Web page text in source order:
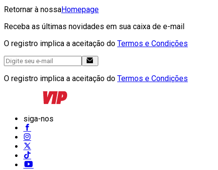
Retornar à nossaHomepage
Receba as últimas novidades em sua caixa de e-mail
O registro implica a aceitação do Termos e Condições
O registro implica a aceitação do Termos e Condições
siga-nos